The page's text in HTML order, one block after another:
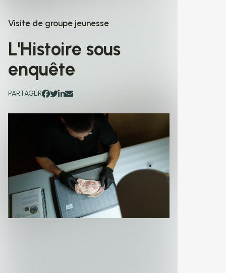
Visite de groupe jeunesse
L'Histoire sous
enquête
PARTAGER